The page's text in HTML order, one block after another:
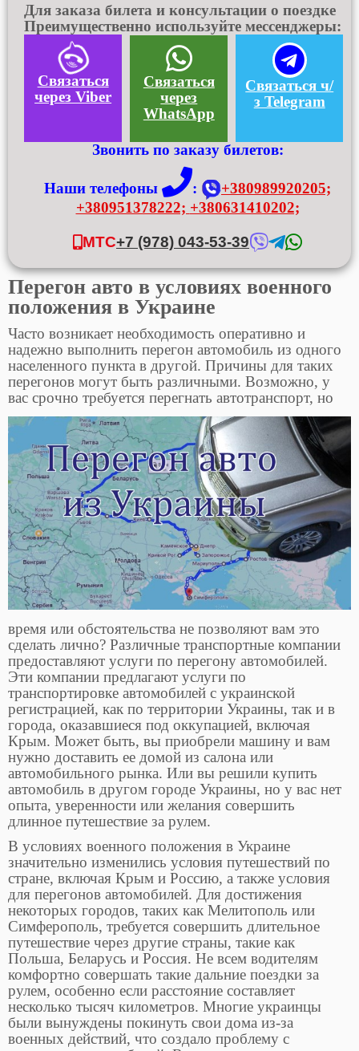
Для заказа билета и консультации о поездке
Преимущественно используйте мессенджеры:
Связаться
через Viber
Связаться
через
WhatsApp
Связаться ч/
з Telegram
Звонить по заказу билетов:
Наши телефоны :
+380989920205;
+380951378222; +380631410202;
МТС+7 (978) 043-53-39
Перегон авто в условиях военного
положения в Украине
Часто возникает необходимость оперативно и
надежно выполнить перегон автомобиль из одного
населенного пункта в другой. Причины для таких
перегонов могут быть различными. Возможно, у
вас срочно требуется перегнать автотранспорт, но
время или обстоятельства не позволяют вам это
сделать лично? Различные транспортные компании
предоставляют услуги по перегону автомобилей.
Эти компании предлагают услуги по
транспортировке автомобилей с украинской
регистрацией, как по территории Украины, так и в
города, оказавшиеся под оккупацией, включая
Крым. Может быть, вы приобрели машину и вам
нужно доставить ее домой из салона или
автомобильного рынка. Или вы решили купить
автомобиль в другом городе Украины, но у вас нет
опыта, уверенности или желания совершить
длинное путешествие за рулем.
В условиях военного положения в Украине
значительно изменились условия путешествий по
стране, включая Крым и Россию, а также условия
для перегонов автомобилей. Для достижения
некоторых городов, таких как Мелитополь или
Симферополь, требуется совершить длительное
путешествие через другие страны, такие как
Польша, Беларусь и Россия. Не всем водителям
комфортно совершать такие дальние поездки за
рулем, особенно если расстояние составляет
несколько тысяч километров. Многие украинцы
были вынуждены покинуть свои дома из-за
военных действий, что создало проблему с